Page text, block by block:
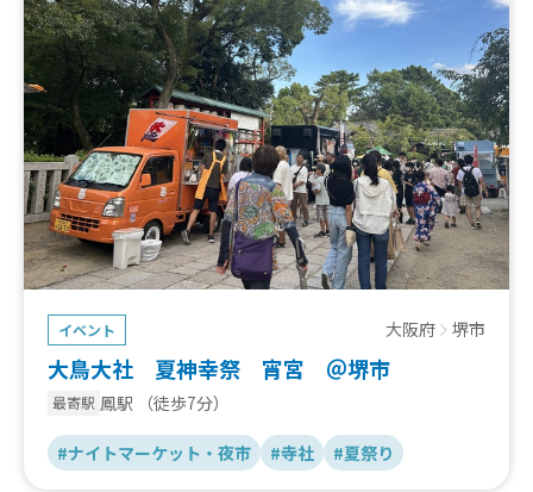
イベント 大阪府 堺市
大鳥大社 夏神幸祭 宵宮 ＠堺市
最寄駅 鳳駅 （徒歩7分）
#ナイトマーケット・夜市 #寺社 #夏祭り